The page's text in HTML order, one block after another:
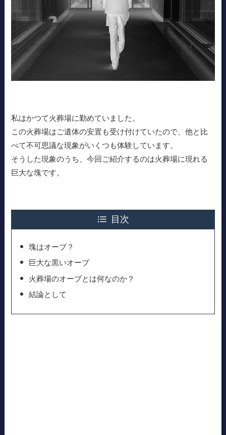
私はかつて火葬場に勤めていました。
この火葬場はご遺体の安置も受け付けていたので、他と比
べて不可思議な現象がいくつも体験しています。
そうした現象のうち、今回ご紹介するのは火葬場に現れる
巨大な塊です。
目次
塊はオーブ？
巨大な黒いオーブ
火葬場のオーブとは何なのか？
結論として